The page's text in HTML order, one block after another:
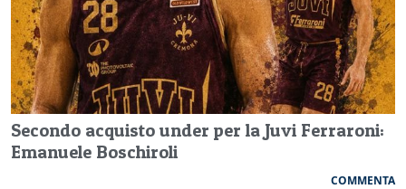
Secondo acquisto under per la Juvi Ferraroni:
Emanuele Boschiroli
COMMENTA